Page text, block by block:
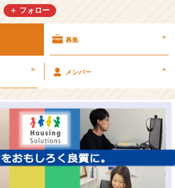
シ
ョ
株
社
の
人
-
＋ フォロー
募集 >
> メンバー >